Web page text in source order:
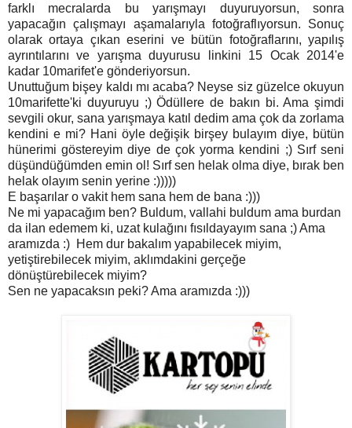
farklı mecralarda bu yarışmayı duyuruyorsun, sonra
yapacağın çalışmayı aşamalarıyla fotoğraflıyorsun. Sonuç
olarak ortaya çıkan eserini ve bütün fotoğraflarını, yapılış
ayrıntılarını ve yarışma duyurusu linkini 15 Ocak 2014'e
kadar 10marifet'e gönderiyorsun.
Unuttuğum bişey kaldı mı acaba? Neyse siz güzelce okuyun
10marifette'ki duyuruyu ;) Ödüllere de bakın bi. Ama şimdi
sevgili okur, sana yarışmaya katıl dedim ama çok da zorlama
kendini e mi? Hani öyle değişik birşey bulayım diye, bütün
hünerimi göstereyim diye de çok yorma kendini ;) Sırf seni
düşündüğümden emin ol! Sırf sen helak olma diye, bırak ben
helak olayım senin yerine :)))))
E başarılar o vakit hem sana hem de bana :)))
Ne mi yapacağım ben? Buldum, vallahi buldum ama burdan
da ilan edemem ki, uzat kulağını fısıldayayım sana ;) Ama
aramızda :) Hem dur bakalım yapabilecek miyim,
yetiştirebilecek miyim, aklımdakini gerçeğe
dönüştürebilecek miyim?
Sen ne yapacaksın peki? Ama aramızda :)))